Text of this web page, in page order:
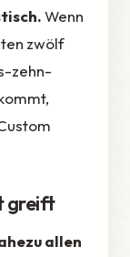
Wenn
zwölf
zehn-
greift
allen